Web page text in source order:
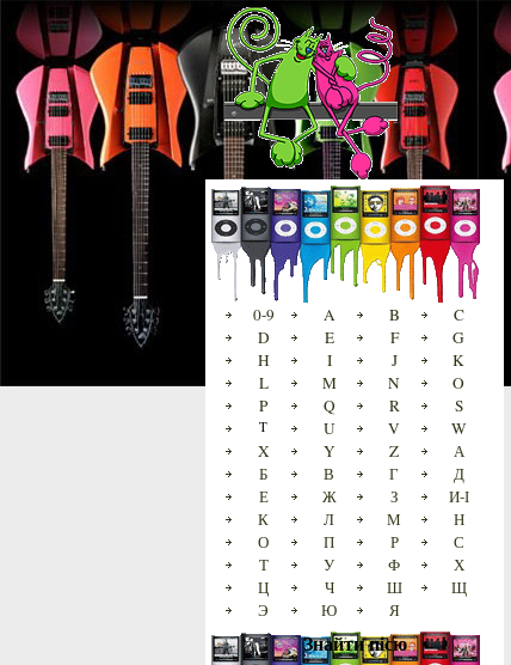
0-9 A B
C
D
E F
G
H
I J
K
L
M N
O
P
Q R S
T U V
W
X
Y Z
А
Б
В Г
Д
Е
Ж З
И-І
К
Л М
Н
О
П Р
С
Т
У Ф
Х
Ц
Ч Ш
Щ
Э
Ю Я
Знайти пісю